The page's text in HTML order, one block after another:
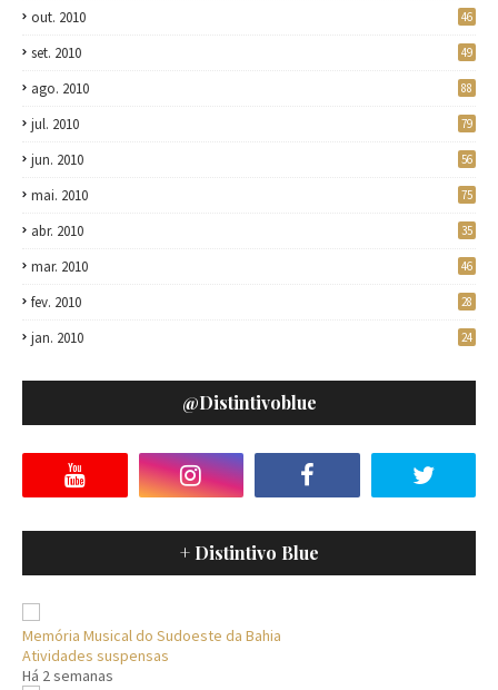
out. 2010 46
set. 2010 49
ago. 2010 88
jul. 2010 79
jun. 2010 56
mai. 2010 75
abr. 2010 35
mar. 2010 46
fev. 2010 28
jan. 2010 24
@distintivoblue
+ Distintivo Blue
Memória Musical do Sudoeste da Bahia
Atividades suspensas
Há 2 semanas